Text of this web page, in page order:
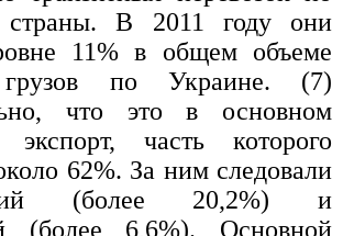
страны. В 2011 году они
11% в общем объеме
грузов по Украине. (7)
что это в основном
экспорт, часть которого
62%. За ним следовали
(более 20,2%) и
(более 6,6%). Основной